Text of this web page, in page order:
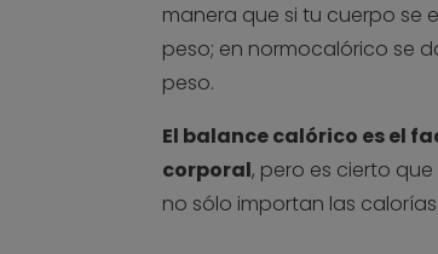
manera que si tu cuerpo se
peso; en normocalórico se
peso.
El balance calórico es el
corporal, pero es cierto
no sólo importan las calorías.